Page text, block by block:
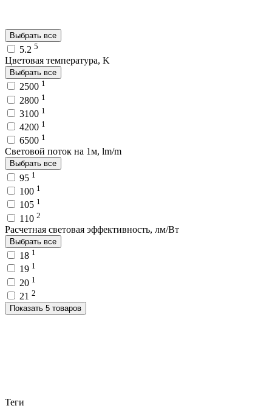
Выбрать все
5.2 5
Цветовая температура, K
Выбрать все
2500 1
2800 1
3100 1
4200 1
6500 1
Световой поток на 1м, lm/m
Выбрать все
95 1
100 1
105 1
110 2
Расчетная световая эффективность, лм/Вт
Выбрать все
18 1
19 1
20 1
21 2
Показать 5 товаров
Теги